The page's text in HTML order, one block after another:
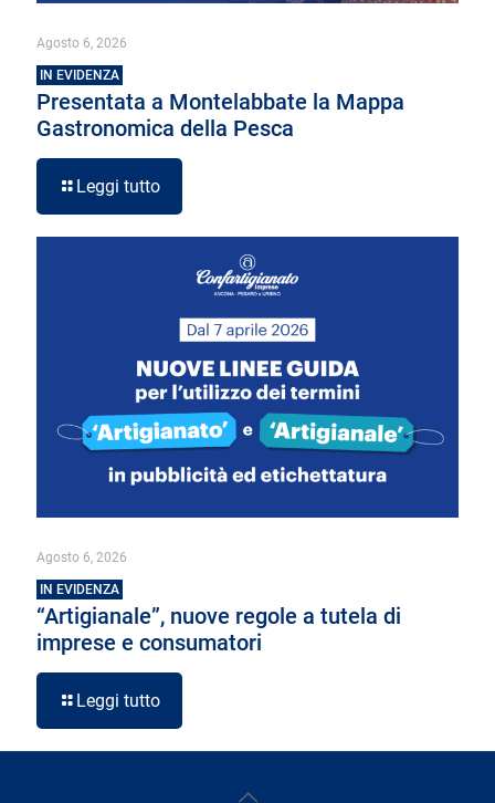
Agosto 6, 2026
IN EVIDENZA
Presentata a Montelabbate la Mappa
Gastronomica della Pesca
Leggi tutto
Agosto 6, 2026
IN EVIDENZA
“Artigianale”, nuove regole a tutela di
imprese e consumatori
Leggi tutto